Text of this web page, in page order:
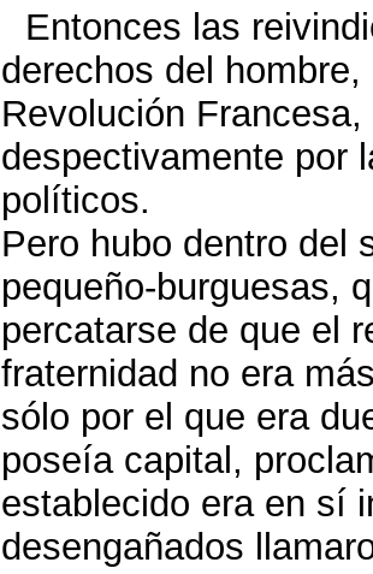
Entonces las
derechos del
Revolución
despectivamente por
políticos.
Pero hubo dentro del
pequeño-burguesas,
percatarse de que el
fraternidad no era
sólo por el que era
poseía capital,
establecido era en sí
desengañados